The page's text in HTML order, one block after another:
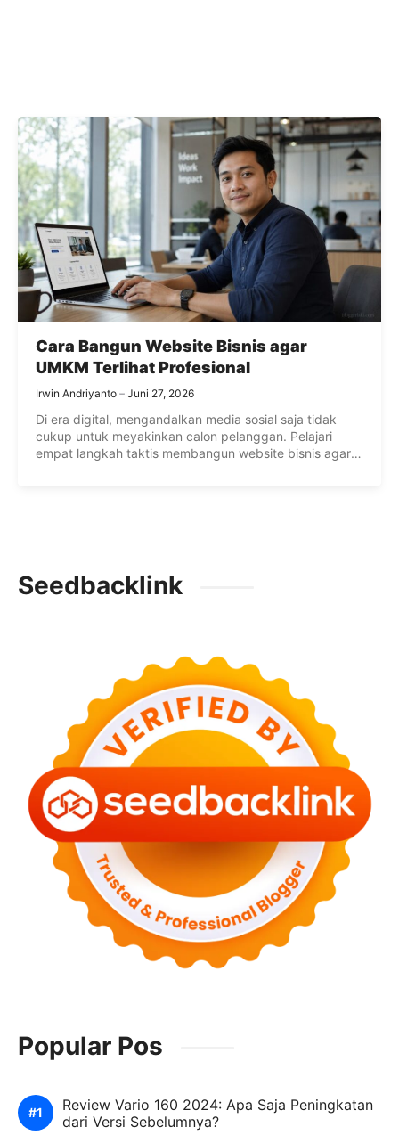
Cara Bangun Website Bisnis agar
UMKM Terlihat Profesional
Irwin Andriyanto Juni 27, 2026
Di era digital, mengandalkan media sosial saja tidak
cukup untuk meyakinkan calon pelanggan. Pelajari
empat langkah taktis membangun website bisnis agar
Seedbacklink
Popular Pos
Review Vario 160 2024: Apa Saja Peningkatan
dari Versi Sebelumnya?